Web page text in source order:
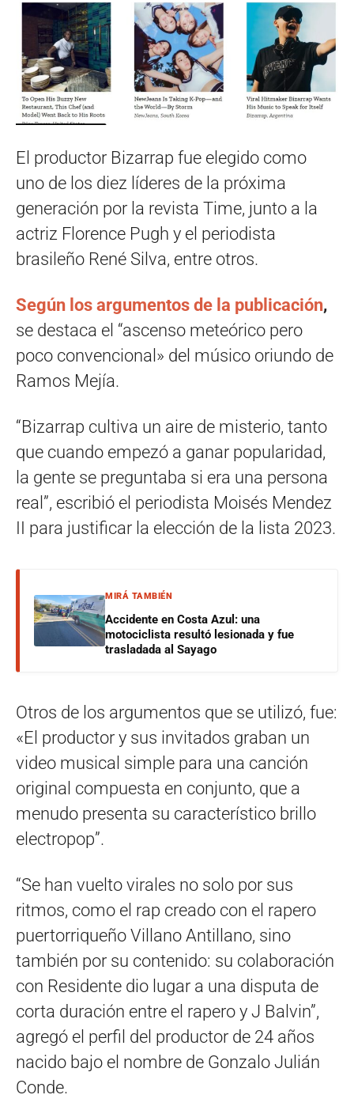
El productor Bizarrap fue elegido como
uno de los diez líderes de la próxima
generación por la revista Time, junto a la
actriz Florence Pugh y el periodista
brasileño René Silva, entre otros.
Según los argumentos de la publicación,
se destaca el “ascenso meteórico pero
poco convencional» del músico oriundo de
Ramos Mejía.
“Bizarrap cultiva un aire de misterio, tanto
que cuando empezó a ganar popularidad,
la gente se preguntaba si era una persona
real”, escribió el periodista Moisés Mendez
II para justificar la elección de la lista 2023.
MIRÁ TAMBIÉN
Accidente en Costa Azul: una
motociclista resultó lesionada y fue
trasladada al Sayago
Otros de los argumentos que se utilizó, fue:
«El productor y sus invitados graban un
video musical simple para una canción
original compuesta en conjunto, que a
menudo presenta su característico brillo
electropop”.
“Se han vuelto virales no solo por sus
ritmos, como el rap creado con el rapero
puertorriqueño Villano Antillano, sino
también por su contenido: su colaboración
con Residente dio lugar a una disputa de
corta duración entre el rapero y J Balvin”,
agregó el perfil del productor de 24 años
nacido bajo el nombre de Gonzalo Julián
Conde.